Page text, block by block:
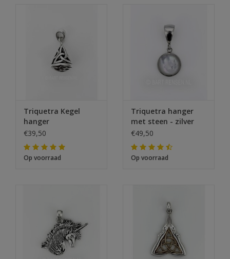
Triquetra Kegel
hanger
€39,50
Op voorraad
Triquetra hanger
met steen - zilver
€49,50
Op voorraad